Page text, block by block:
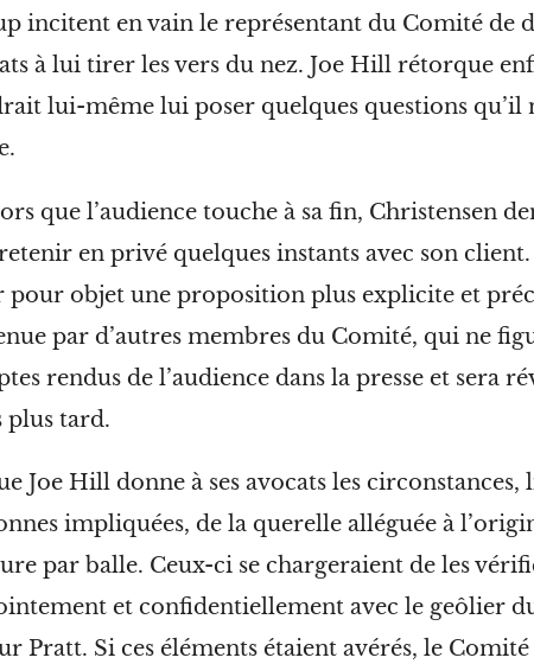
incitent en vain le représentant du Comité de
à lui tirer les vers du nez. Joe Hill rétorque
lui-même lui poser quelques questions qu’il
que l’audience touche à sa fin, Christensen
en privé quelques instants avec son client.
pour objet une proposition plus explicite et
par d’autres membres du Comité, qui ne
rendus de l’audience dans la presse et sera
plus tard.
Joe Hill donne à ses avocats les circonstances,
impliquées, de la querelle alléguée à
par balle. Ceux-ci se chargeraient de les
et confidentiellement avec le geôlier
Pratt. Si ces éléments étaient avérés, le Comité